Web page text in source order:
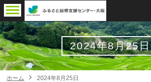
2024年8月25日
ホーム 2024年8月25日